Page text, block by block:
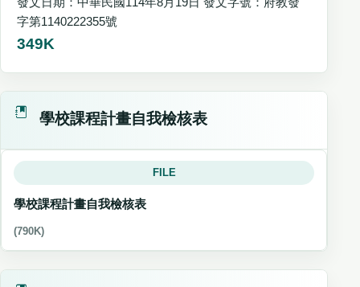
字第1140222355號
349K
學校課程計畫自我檢核表
FILE
學校課程計畫自我檢核表
(790K)